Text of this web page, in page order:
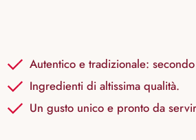
Autentico e tradizionale:
Ingredienti di altissima qualità.
Un gusto unico e pronto da